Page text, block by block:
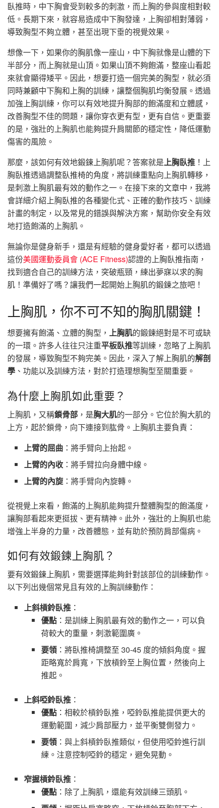
臥推時，中下胸會受到較多的刺激，而上胸的參與度相對較
低。長期下來，就容易造成中下胸發達，上胸卻相對薄弱，
導致胸型不夠立體，甚至出現下垂的視覺效果。
想像一下，如果你的胸肌像一座山，中下胸就像是山體的下
半部分，而上胸就是山頂。如果山頂不夠飽滿，整座山看起
來就會顯得矮平。因此，想要打造一個完美的胸型，就必須
同時兼顧中下胸和上胸的訓練，讓整個胸肌均衡發展。透過
加強上胸訓練，你可以有效地提升胸部的飽滿度和立體感，
改善胸型不佳的問題，讓你穿衣更有型，更有自信。更重要
的是，強壯的上胸肌也能夠提升肩關節的穩定性，降低運動
傷害的風險。
那麼，該如何有效地鍛鍊上胸肌呢？答案就是上胸臥推 ！上
胸臥推透過調整臥推椅的角度，將訓練重點向上胸肌轉移，
是刺激上胸肌最有效的動作之一。在接下來的文章中，我將
會詳細介紹上胸臥推的各種變化式、正確的動作技巧、訓練
計畫的制定，以及常見的錯誤與解決方案，幫助你安全有效
地打造飽滿的上胸肌。
無論你是健身新手，還是有經驗的健身愛好者，都可以透過
這份美國運動委員會 (ACE Fitness)認證的上胸臥推指南，
找到適合自己的訓練方法，突破瓶頸，練出夢寐以求的胸
肌！準備好了嗎？讓我們一起開始上胸肌的鍛鍊之旅吧！
上胸肌，你不可不知的胸肌關鍵！
想要擁有飽滿、立體的胸型， 上胸肌的鍛鍊絕對是不可或缺
的一環。許多人往往只注重平板臥推等訓練，忽略了上胸肌
的發展，導致胸型不夠完美。因此，深入了解上胸肌的解剖
學 、功能以及訓練方法，對於打造理想胸型至關重要。
為什麼上胸肌如此重要？
上胸肌，又稱鎖骨部 ，是胸大肌的一部分。它位於胸大肌的
上方，起於鎖骨，向下連接到肱骨。上胸肌主要負責：
上臂的屈曲 ：將手臂向上抬起。
上臂的內收 ：將手臂拉向身體中線。
上臂的內旋：將手臂向內旋轉。
從視覺上來看，飽滿的上胸肌能夠提升整體胸型的飽滿度，
讓胸部看起來更挺拔、更有精神。此外，強壯的上胸肌也能
增強上半身的力量，改善體態，並有助於預防肩部傷病。
如何有效鍛鍊上胸肌？
要有效鍛鍊上胸肌，需要選擇能夠針對該部位的訓練動作。
以下列出幾個常見且有效的上胸訓練動作：
上斜槓鈴臥推 ：
優點：是訓練上胸肌最有效的動作之一，可以負
荷較大的重量，刺激範圍廣。
要領：將臥推椅調整至 30-45 度的傾斜角度。握
距略寬於肩寬，下放槓鈴至上胸位置，然後向上
推起。
上斜啞鈴臥推 ：
優點：相較於槓鈴臥推，啞鈴臥推能提供更大的
運動範圍，減少肩部壓力，並平衡雙側發力。
要領：與上斜槓鈴臥推類似，但使用啞鈴進行訓
練。注意控制啞鈴的穩定，避免晃動。
窄握槓鈴臥推 ：
優點：除了上胸肌，還能有效訓練三頭肌。